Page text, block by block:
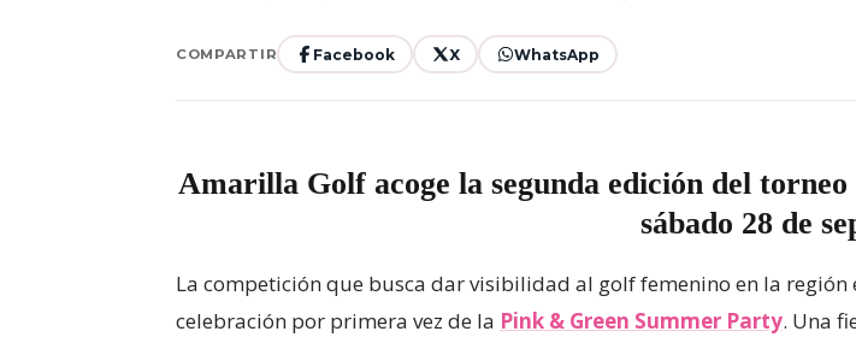
COMPARTIR Facebook X WhatsApp
Amarilla Golf acoge la segunda edición del
sábado 28 de
La competición que busca dar visibilidad al golf femenino en la
celebración por primera vez de la Pink & Green Summer Party. Una